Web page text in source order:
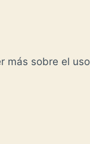
más sobre el